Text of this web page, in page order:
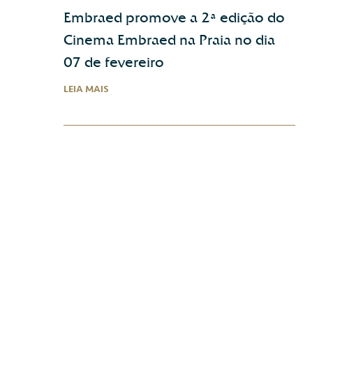
Embraed promove a 2ª edição do
Cinema Embraed na Praia no dia
07 de fevereiro
LEIA MAIS